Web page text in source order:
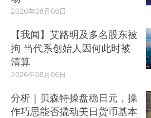
2026年08月06日
【我闻】艾路明及多名股东被
拘 当代系创始人因何此时被
清算
2026年08月06日
分析｜贝森特操盘稳日元，操
作巧思能否撬动美日货币基本